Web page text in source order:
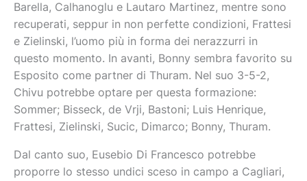
Barella, Calhanoglu e Lautaro Martinez, mentre sono
recuperati, seppur in non perfette condizioni, Frattesi
e Zielinski, l’uomo più in forma dei nerazzurri in
questo momento. In avanti, Bonny sembra favorito su
Esposito come partner di Thuram. Nel suo 3-5-2,
Chivu potrebbe optare per questa formazione:
Sommer; Bisseck, de Vrji, Bastoni; Luis Henrique,
Frattesi, Zielinski, Sucic, Dimarco; Bonny, Thuram.
Dal canto suo, Eusebio Di Francesco potrebbe
proporre lo stesso undici sceso in campo a Cagliari,